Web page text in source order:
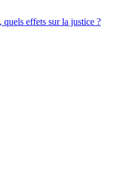
effets sur la justice ?